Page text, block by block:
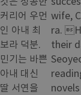
커리어 우먼
인 아내 최
보라 덕분.
민기는 바쁜
아내 대신
딸 서연을
wife,
ra.
their